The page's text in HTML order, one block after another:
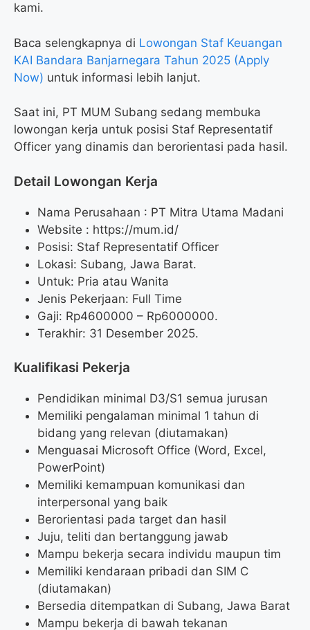
kami.
Baca selengkapnya di Lowongan Staf Keuangan
KAI Bandara Banjarnegara Tahun 2025 (Apply
Now) untuk informasi lebih lanjut.
Saat ini, PT MUM Subang sedang membuka
lowongan kerja untuk posisi Staf Representatif
Officer yang dinamis dan berorientasi pada hasil.
Detail Lowongan Kerja
Nama Perusahaan : PT Mitra Utama Madani
Website : https://mum.id/
Posisi: Staf Representatif Officer
Lokasi: Subang, Jawa Barat.
Untuk: Pria atau Wanita
Jenis Pekerjaan: Full Time
Gaji: Rp4600000 – Rp6000000.
Terakhir: 31 Desember 2025.
Kualifikasi Pekerja
Pendidikan minimal D3/S1 semua jurusan
Memiliki pengalaman minimal 1 tahun di
bidang yang relevan (diutamakan)
Menguasai Microsoft Office (Word, Excel,
PowerPoint)
Memiliki kemampuan komunikasi dan
interpersonal yang baik
Berorientasi pada target dan hasil
Juju, teliti dan bertanggung jawab
Mampu bekerja secara individu maupun tim
Memiliki kendaraan pribadi dan SIM C
(diutamakan)
Bersedia ditempatkan di Subang, Jawa Barat
Mampu bekerja di bawah tekanan